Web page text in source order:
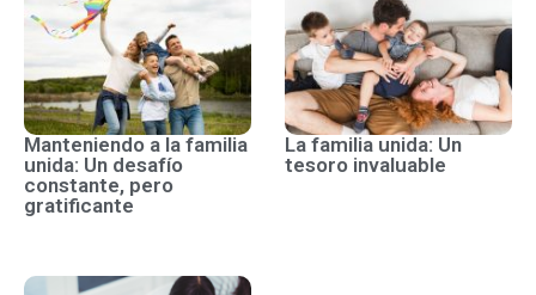
Manteniendo a la familia
unida: Un desafío
constante, pero
gratificante
La familia unida: Un
tesoro invaluable